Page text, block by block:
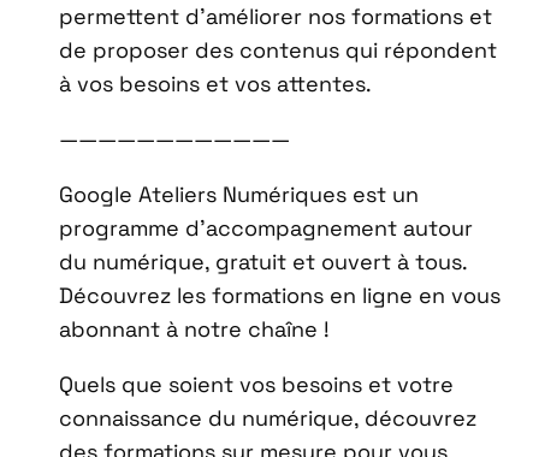
permettent d’améliorer nos formations et
de proposer des contenus qui répondent
à vos besoins et vos attentes.
————————————
Google Ateliers Numériques est un
programme d’accompagnement autour
du numérique, gratuit et ouvert à tous.
Découvrez les formations en ligne en vous
abonnant à notre chaîne !
Quels que soient vos besoins et votre
connaissance du numérique, découvrez
des formations sur mesure pour vous